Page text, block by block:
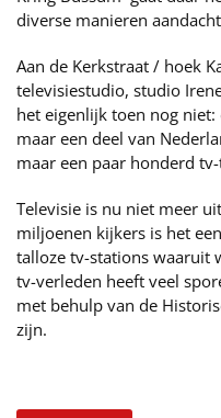
diverse manieren
Aan de Kerkstraat / hoek
televisiestudio, studio
het eigenlijk toen nog
maar een deel van
maar een paar honderd
Televisie is nu niet meer
miljoenen kijkers is het
talloze tv-stations waaruit
tv-verleden heeft veel
met behulp van de
zijn.